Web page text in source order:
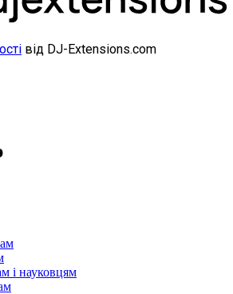
від DJ-Extensions.com
і науковцям